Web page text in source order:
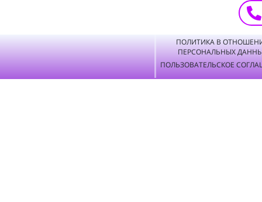
ПОЛИТИКА В
ПЕРСОНАЛЬНЫХ
ПОЛЬЗОВАТЕЛЬСКОЕ